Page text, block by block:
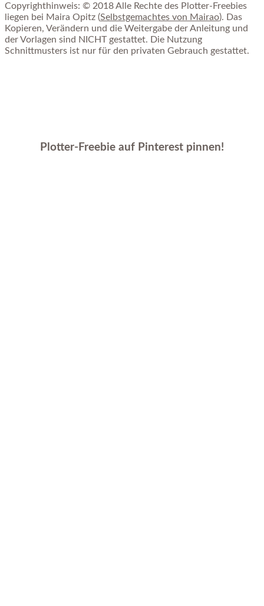
Copyrighthinweis: © 2018 Alle Rechte des Plotter-Freebies
liegen bei Maira Opitz (Selbstgemachtes von Mairao). Das
Kopieren, Verändern und die Weitergabe der Anleitung und
der Vorlagen sind NICHT gestattet. Die Nutzung
Schnittmusters ist nur für den privaten Gebrauch gestattet.
Plotter-Freebie auf Pinterest pinnen!